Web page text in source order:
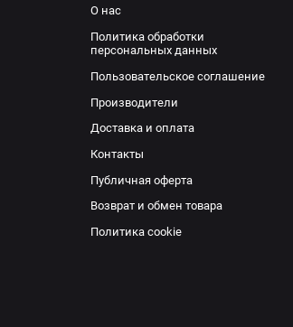
О нас
Политика обработки
персональных данных
Пользовательское соглашение
Производители
Доставка и оплата
Контакты
Публичная оферта
Возврат и обмен товара
Политика cookie